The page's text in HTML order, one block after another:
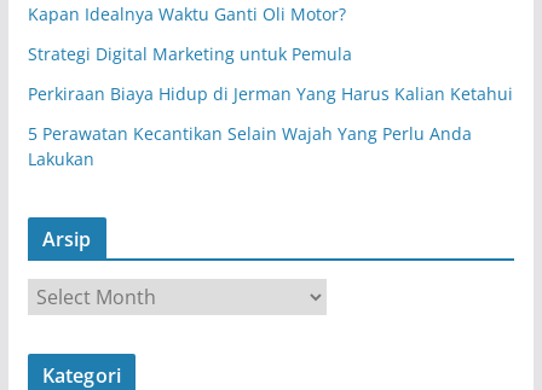
Kapan Idealnya Waktu Ganti Oli Motor?
Strategi Digital Marketing untuk Pemula
Perkiraan Biaya Hidup di Jerman Yang Harus Kalian Ketahui
5 Perawatan Kecantikan Selain Wajah Yang Perlu Anda
Lakukan
Arsip
r
s
Kategori